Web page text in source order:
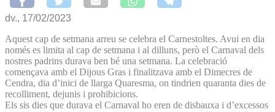
dv., 17/02/2023
Aquest cap de setmana arreu se celebra el Carnestoltes. Avui en dia
només es limita al cap de setmana i al dilluns, però el Carnaval dels
nostres padrins durava ben bé una setmana. La celebració
començava amb el Dijous Gras i finalitzava amb el Dimecres de
Cendra, dia d’inici de llarga Quaresma, on tindrien quaranta dies de
recolliment, dejunis i prohibicions.
Els sis dies que durava el Carnaval ho eren de disbauxa i d’excessos